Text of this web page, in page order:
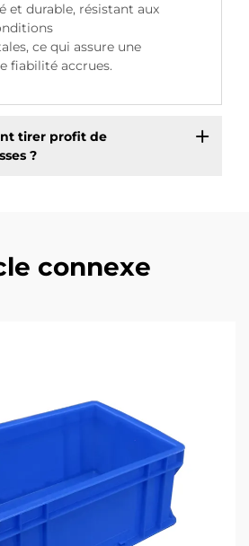
et durable, résistant aux
ce qui assure une
fiabilité accrues.
tirer profit de
?
connexe